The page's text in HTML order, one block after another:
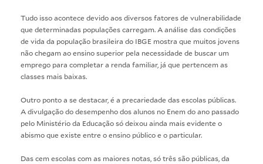
Tudo isso acontece devido aos diversos fatores de vulnerabilidade
que determinadas populações carregam. A análise das condições
de vida da população brasileira do IBGE mostra que muitos jovens
não chegam ao ensino superior pela necessidade de buscar um
emprego para completar a renda familiar, já que pertencem as
classes mais baixas.
Outro ponto a se destacar, é a precariedade das escolas públicas.
A divulgação do desempenho dos alunos no Enem do ano passado
pelo Ministério da Educação só deixou ainda mais evidente o
abismo que existe entre o ensino público e o particular.
Das cem escolas com as maiores notas, só três são públicas, da